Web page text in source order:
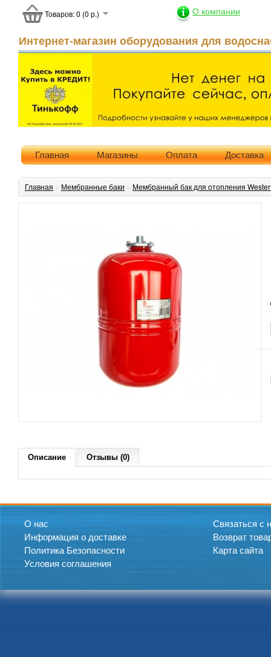
О компании
Интернет-магазин оборудования для
Товаров: 0 (0 р.)
Главная Магазины Оплата Доставка
Главная » Мембранные баки » Мембранный бак для отопления
Описание Отзывы (0)
О нас
Информация о доставке
Политика Безопасности
Условия соглашения
Связаться с
Возврат
Карта сайта